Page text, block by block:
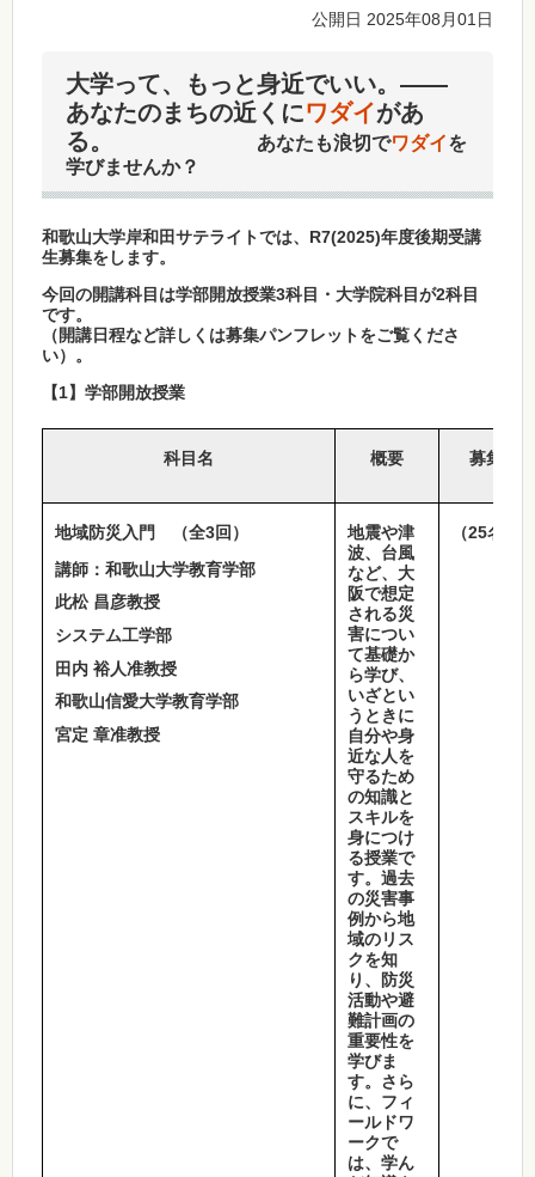
公開日 2025年08月01日
大学って、もっと身近でいい。——
あなたのまちの近くにワダイがあ
る。
あなたも浪切でワダイを
学びませんか？
和歌山大学岸和田サテライトでは、R7(2025)年度後期受講
生募集をします。
今回の開講科目は学部開放授業3科目・大学院科目が2科目
です。
（開講日程など詳しくは募集パンフレットをご覧くださ
い）。
【1】学部開放授業
科目名 概要 募集人数
地域防災入門 （全3回）
講師：和歌山大学教育学部
此松 昌彦教授
システム工学部
田内 裕人准教授
和歌山信愛大学教育学部
宮定 章准教授
地震や津
波、台風
など、大
阪で想定
される災
害につい
て基礎か
ら学び、
いざとい
うときに
自分や身
近な人を
守るため
の知識と
スキルを
身につけ
る授業で
す。過去
の災害事
例から地
域のリス
クを知
り、防災
活動や避
難計画の
重要性を
学びま
す。さら
に、フィ
ールドワ
ークで
は、学ん
（25名程